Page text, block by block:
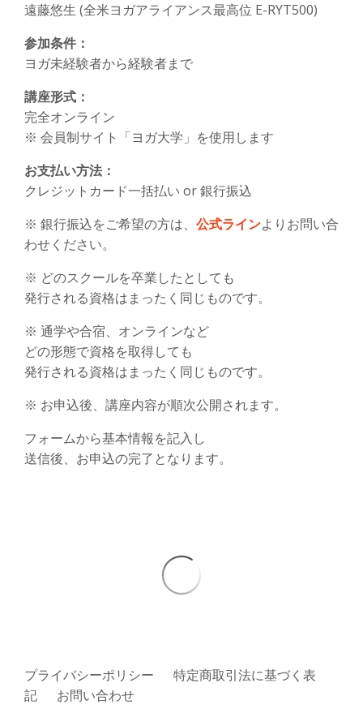
遠藤悠生 (全米ヨガアライアンス最高位 E-RYT500)
参加条件：
ヨガ未経験者から経験者まで
講座形式：
完全オンライン
※ 会員制サイト「ヨガ大学」を使用します
お支払い方法：
​クレジットカード一括払い or 銀行振込
※ 銀行振込をご希望の方は、 公式ラインよりお問い合
わせください。
※ どのスクールを卒業したとしても
発行される資格はまったく同じものです。
※ 通学や合宿、オンラインなど
どの形態で資格を取得しても
発行される資格はまったく同じものです。
※ お申込後、 講座内容が順次公開されます。
フォームから基本情報を記入し
送信後、お申込の完了となります。
プライバシーポリシー
特定商取引法に基づく表
記
お問い合わせ